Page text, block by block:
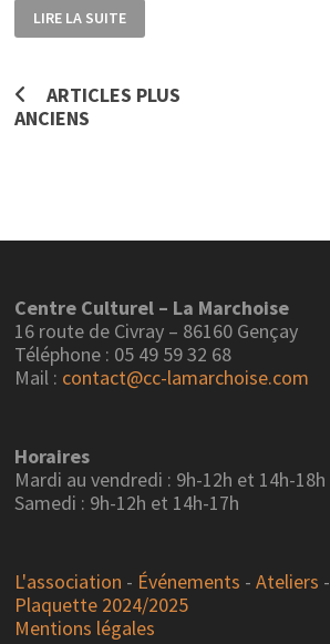
VIV’
EN
CONCERT
LIRE LA SUITE
Navigation
des
ARTICLES PLUS
ANCIENS
Centre Culturel – La Marchoise
16 route de Civray – 86160 Gençay
Téléphone : 05 49 59 32 68
Mail : contact@cc-lamarchoise.com
Horaires
Mardi au vendredi : 9h-12h et 14h-18h
Samedi : 9h-12h et 14h-17h
L'association - Événements -Ateliers -
Plaquette 2024/2025
Mentions légales